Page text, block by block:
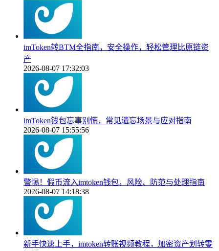
imToken转BTM全指南，安全操作，轻松管理比原链资
产
2026-08-07 17:32:03
imToken钱包忘事别慌，常见遗忘场景与应对指南
2026-08-07 15:55:56
警惕！假币流入imtoken钱包，风险、防范与处理指南
2026-08-07 14:18:38
新手快速上手，imtoken转账视频教程，加密资产划转零